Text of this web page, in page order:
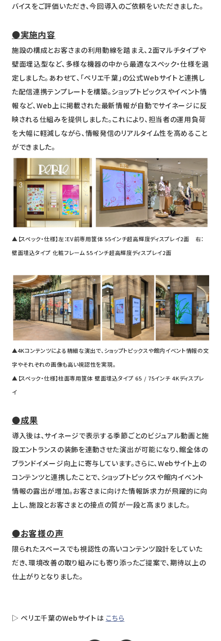
バイスをご評価いただき、今回導入のご依頼をいただきました。
●実施内容
施設の構成とお客さまの利用動線を踏まえ、2面マルチタイプや
壁面埋込型など、多様な機器の中から最適なスペック・仕様を選
定しました。あわせて、「ペリエ千葉」の公式Webサイトと連携し
た配信連携テンプレートを構築。ショップトピックスやイベント情
報など、Web上に掲載された最新情報が自動でサイネージに反
映される仕組みを提供しました。これにより、担当者の運用負荷
を大幅に軽減しながら、情報発信のリアルタイム性を高めること
ができました。
▲【スペック・仕様】左：EV前専用筐体 55インチ超高輝度ディスプレイ2面 右：
壁面埋込タイプ 化粧フレーム 55インチ超高輝度ディスプレイ2面
▲4Kコンテンツによる精細な演出で、ショップトピックスや館内イベント情報の文
字やそれぞれの画像も高い視認性を実現。
▲【スペック・仕様】柱面専用筐体 壁面埋込タイプ 65 / 75インチ 4Kディスプレ
イ
●成果
導入後は、サイネージで表示する季節ごとのビジュアル動画と施
設エントランスの装飾を連動させた演出が可能になり、館全体の
ブランドイメージ向上に寄与しています。さらに、Webサイト上の
コンテンツと連携したことで、ショップトピックスや館内イベント
情報の露出が増加。お客さまに向けた情報訴求力が飛躍的に向
上し、施設とお客さまとの接点の質が一段と高まりました。
●お客様の声
限られたスペースでも視認性の高いコンテンツ設計をしていた
だき、環境改善の取り組みにも寄り添ったご提案で、期待以上の
仕上がりとなりました。
▷ ペリエ千葉のWebサイトは こちら